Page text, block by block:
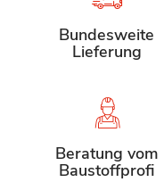
Bundesweite
Lieferung
Beratung vom
Baustoffprofi